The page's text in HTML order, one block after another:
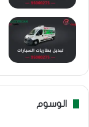
الوسوم